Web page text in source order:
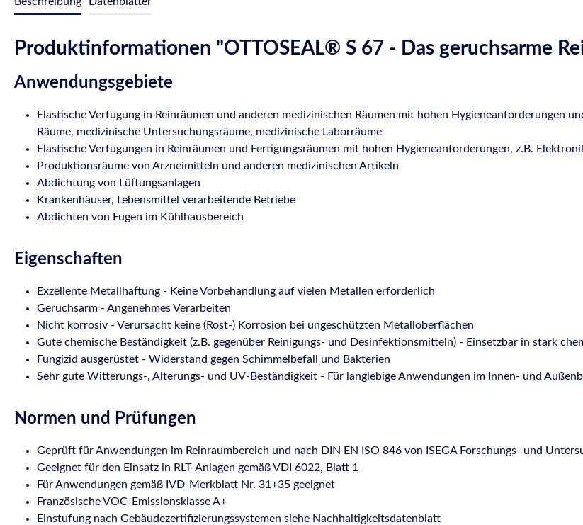
Produktinformationen "OTTOSEAL® S 67 - Das geruchsarme
Anwendungsgebiete
Elastische Verfugung in Reinräumen und anderen medizinischen Räumen mit hohen Hygieneanforderungen
Räume, medizinische Untersuchungsräume, medizinische Laborräume
Elastische Verfugungen in Reinräumen und Fertigungsräumen mit hohen Hygieneanforderungen, z.B.
Produktionsräume von Arzneimitteln und anderen medizinischen Artikeln
Abdichtung von Lüftungsanlagen
Krankenhäuser, Lebensmittel verarbeitende Betriebe
Abdichten von Fugen im Kühlhausbereich
Eigenschaften
Exzellente Metallhaftung - Keine Vorbehandlung auf vielen Metallen erforderlich
Geruchsarm - Angenehmes Verarbeiten
Nicht korrosiv - Verursacht keine (Rost-) Korrosion bei ungeschützten Metalloberflächen
Gute chemische Beständigkeit (z.B. gegenüber Reinigungs- und Desinfektionsmitteln) - Einsetzbar in stark
Fungizid ausgerüstet - Widerstand gegen Schimmelbefall und Bakterien
Sehr gute Witterungs-, Alterungs- und UV-Beständigkeit - Für langlebige Anwendungen im Innen- und
Normen und Prüfungen
Geprüft für Anwendungen im Reinraumbereich und nach DIN EN ISO 846 von ISEGA Forschungs- und
Geeignet für den Einsatz in RLT-Anlagen gemäß VDI 6022, Blatt 1
Für Anwendungen gemäß IVD-Merkblatt Nr. 31+35 geeignet
Französische VOC-Emissionsklasse A+
Einstufung nach Gebäudezertifizierungssystemen siehe Nachhaltigkeitsdatenblatt